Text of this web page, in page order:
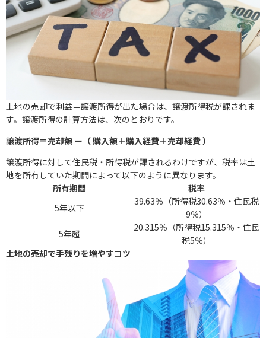
土地の売却で利益＝譲渡所得が出た場合は、譲渡所得税が課されま
す。譲渡所得の計算方法は、次のとおりです。
譲渡所得＝売却額 ー（ 購入額＋購入経費＋売却経費 ）
譲渡所得に対して住民税・所得税が課されるわけですが、税率は土
地を所有していた期間によって以下のように異なります。
所有期間
税率
5年以下
39.63％（所得税30.63％・住民税
9％）
5年超
20.315％（所得税15.315％・住民
税5％）
土地の売却で手残りを増やすコツ